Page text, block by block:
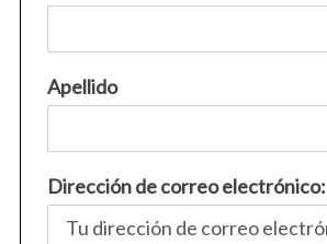
Apellido
Dirección de correo electrónico: